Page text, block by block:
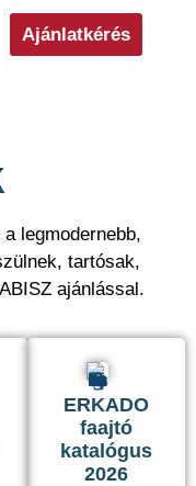
Ajánlatkérés
legmodernebb,
tartósak,
ajánlással.
ERKADO
faajtó
katalógus
2026